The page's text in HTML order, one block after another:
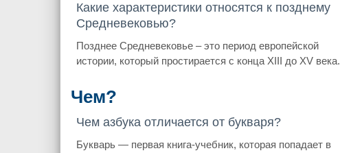
Какие характеристики относятся к позднему
Средневековью?
Позднее Средневековье – это период европейской
истории, который простирается с конца XIII до XV века.
Чем?
Чем азбука отличается от букваря?
Букварь — первая книга-учебник, которая попадает в